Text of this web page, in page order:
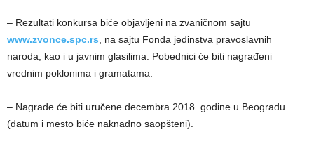
– Rezultati konkursa biće objavlјeni na zvaničnom sajtu
www.zvonce.spc.rs , na sajtu Fonda jedinstva pravoslavnih
naroda, kao i u javnim glasilima. Pobednici će biti nagrađeni
vrednim poklonima i gramatama.
– Nagrade će biti uručene decembra 2018. godine u Beogradu
(datum i mesto biće naknadno saopšteni).